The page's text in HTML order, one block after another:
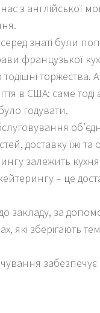
з англійської
знаті були
французької
торжества.
в США: саме
годувати.
доставку їжі
залежить
– це
закладу, за
які зберігають